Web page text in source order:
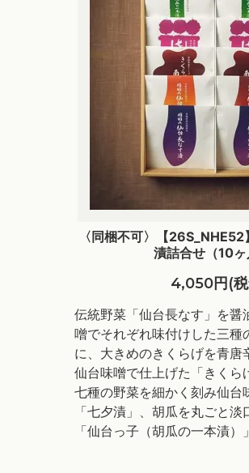
〈同梱不可〉【
漬詰合せ（10ヶ
4,050円(
伝統野菜「仙台長なす」を醤
噌でそれぞれ味付けした三種
に、大きめのきくらげを青唐
仙台味噌で仕上げた「きくら
七種の野菜を細かく刻み仙台
「七夕漬」、胡瓜を丸ごと
「仙台っ子（胡瓜の一本漬）